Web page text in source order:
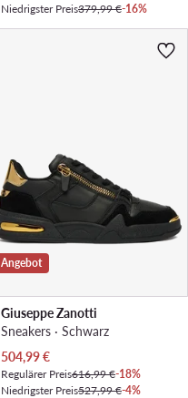
Niedrigster Preis379,99 €-16%
Angebot
Giuseppe Zanotti
Sneakers · Schwarz
Aktueller Preis
504,99€
Regulärer Preis616,99 €-18%
Niedrigster Preis527,99 €-4%